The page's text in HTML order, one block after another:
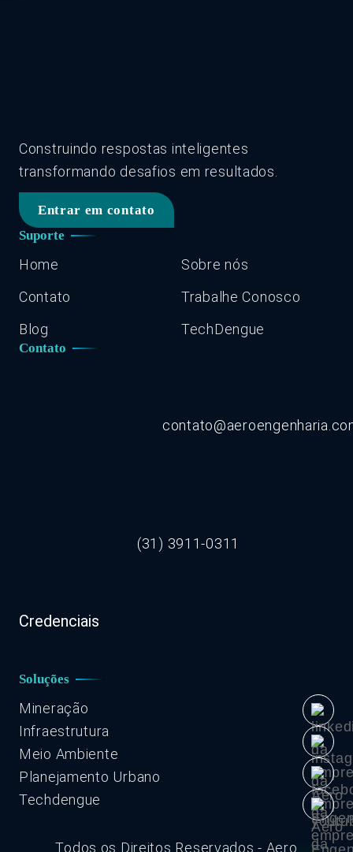
Construindo respostas inteligentes
transformando desafios em resultados.
Entrar em contato
Suporte
Home
Sobre nós
Contato
Trabalhe Conosco
Blog
TechDengue
Contato
(31) 3911-0311
Credenciais
Soluções
Mineração
Infraestrutura
Meio Ambiente
Planejamento Urbano
Techdengue
Todos os Direitos Reservados - Aero